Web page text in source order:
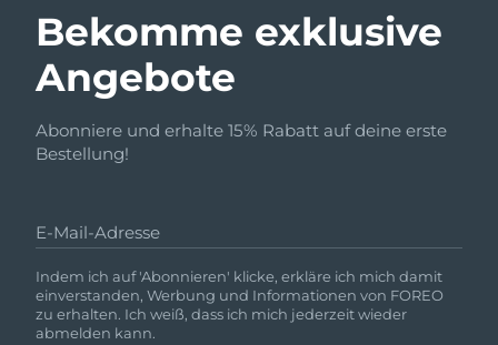
Bekomme exklusive
Angebote
Abonniere und erhalte 15% Rabatt auf deine erste
Bestellung!
E-Mail-Adresse
Indem ich auf 'Abonnieren' klicke, erkläre ich mich damit
einverstanden, Werbung und Informationen von FOREO
zu erhalten. Ich weiß, dass ich mich jederzeit wieder
abmelden kann.